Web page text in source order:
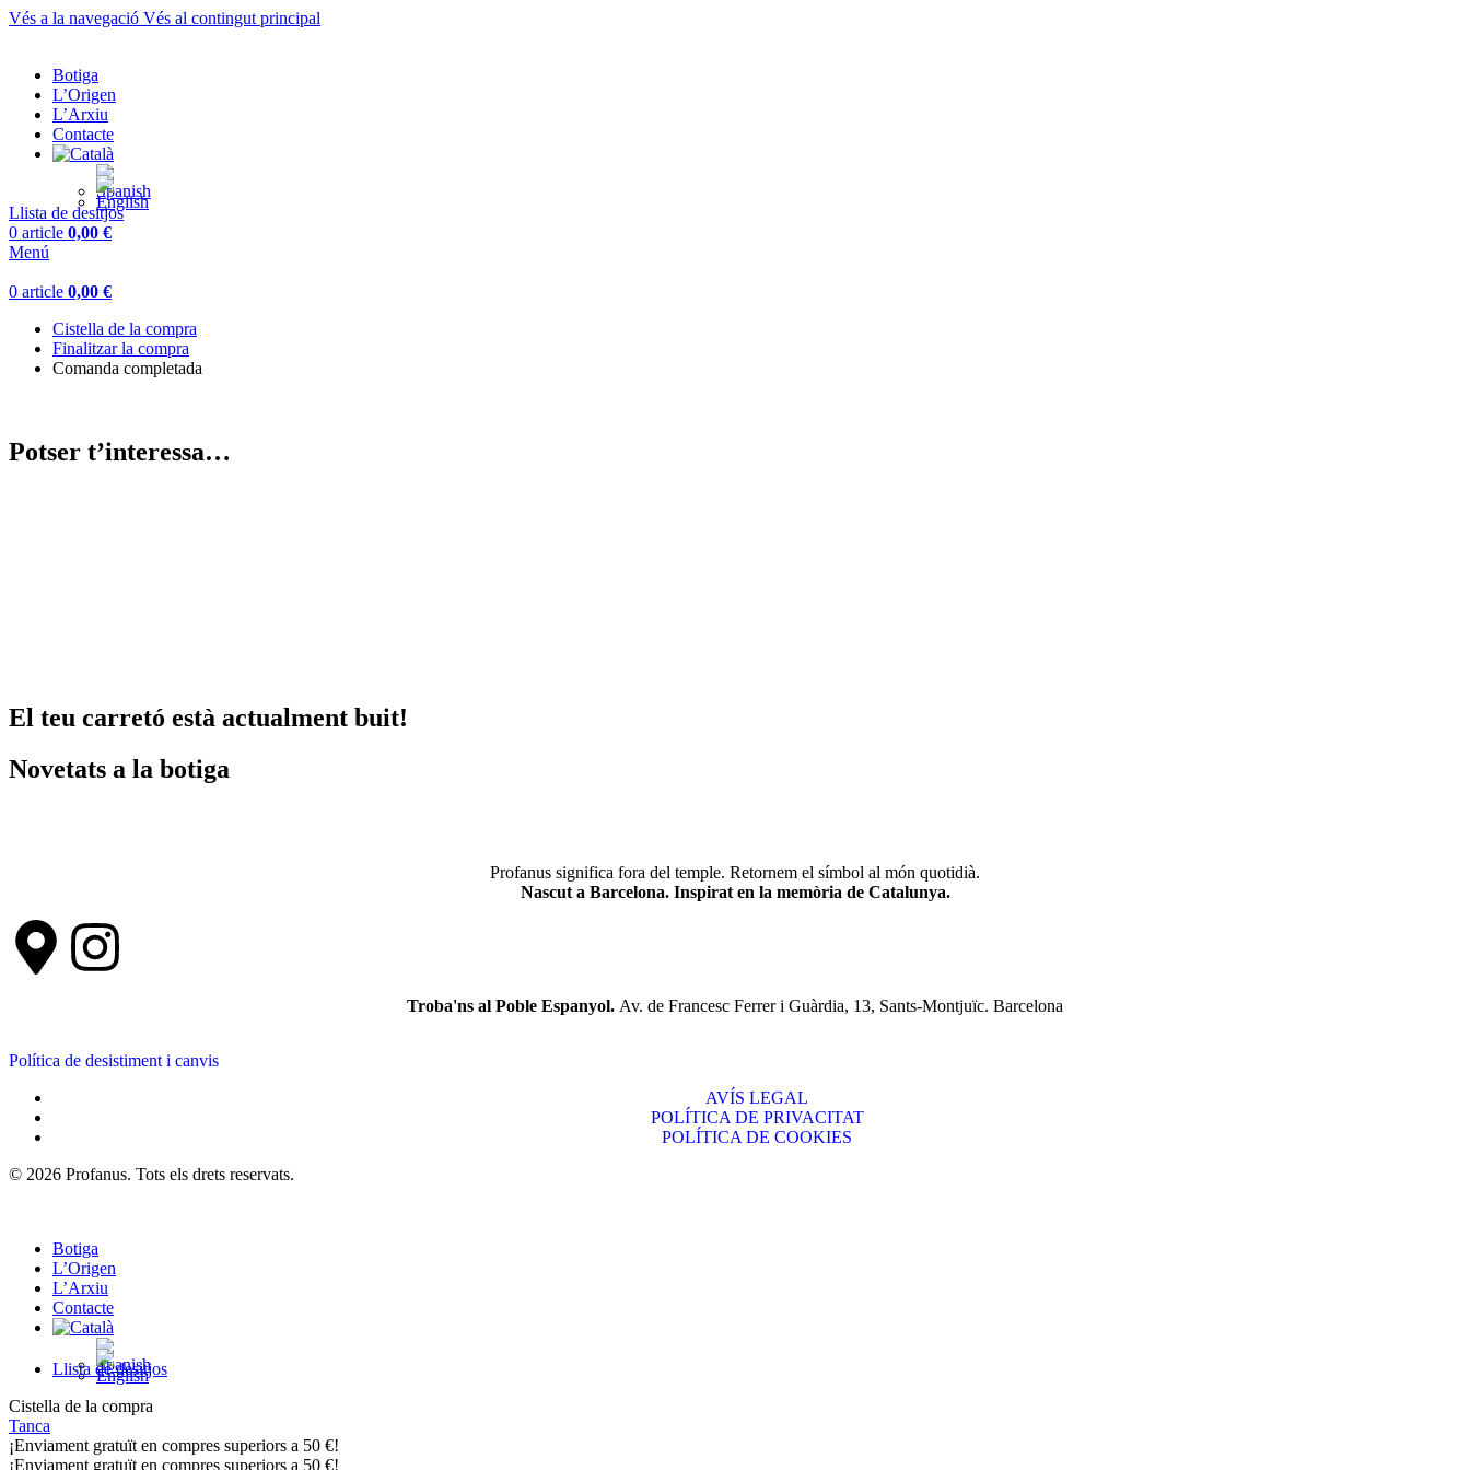
Vés a la navegació Vés al contingut principal
Botiga
L’Origen
L’Arxiu
Contacte
Llista de desitjos
0 article 0,00 €
Menú
0 article 0,00 €
Cistella de la compra
Finalitzar la compra
Comanda completada
Potser t’interessa…
El teu carretó està actualment buit!
Novetats a la botiga
Profanus significa fora del temple. Retornem el símbol al món quotidià.
Nascut a Barcelona. Inspirat en la memòria de Catalunya.
Troba'ns al Poble Espanyol. Av. de Francesc Ferrer i Guàrdia, 13, Sants-Montjuïc. Barcelona
Política de desistiment i canvis
AVÍS LEGAL
POLÍTICA DE PRIVACITAT
POLÍTICA DE COOKIES
© 2026 Profanus. Tots els drets reservats.
Botiga
L’Origen
L’Arxiu
Contacte
Llista de desitjos
Cistella de la compra
Tanca
¡Enviament gratuït en compres superiors a 50 €!
¡Enviament gratuït en compres superiors a 50 €!